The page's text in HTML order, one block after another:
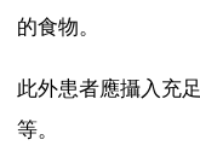
的食物。
此外患者應攝入充
等。